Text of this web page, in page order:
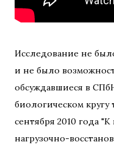
Исследование не
и не было
обсуждавшиеся в
биологическом кругу
сентября 2010 года
нагрузочно-